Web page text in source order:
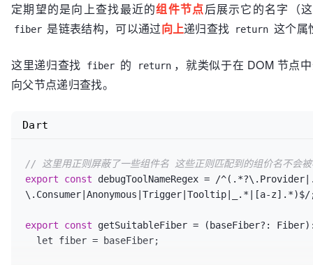
}
定期望的是向上查找最近的组件节点后展示它的名字（
fiber 是链表结构，可以通过向上递归查找 return 这个属
这里递归查找 fiber 的 return ，就类似于在 DOM 节点
向父节点递归查找。
// 这里用正则屏蔽了一些组件名 这些正则匹配到的组价名不会
export
const debugToolNameRegex = /
\.Consumer|Anonymous|Trigger|Tooltip|_.*|[a-
export const getSuitableFiber = (baseFiber?:
let fiber = baseFiber;
Dart